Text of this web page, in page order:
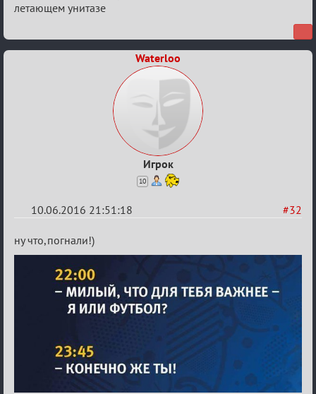
летающем унитазе
Waterloo
Игрок
10
#32
10.06.2016 21:51:18
Re:
Евро
ну что,погнали!)